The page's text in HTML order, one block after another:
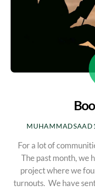
For a lot of
The past month, we
project where we
turnouts. We have